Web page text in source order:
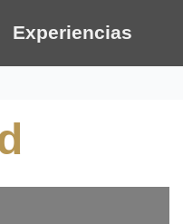
Experiencias